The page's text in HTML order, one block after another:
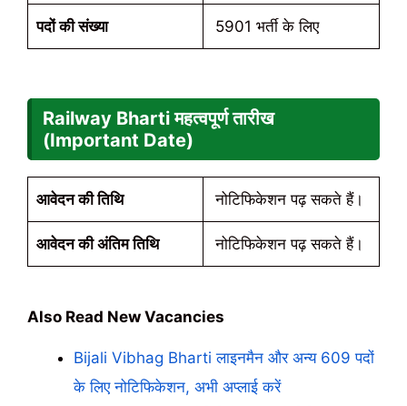
पदों की संख्या 5901 भर्ती के लिए
Railway Bharti महत्वपूर्ण तारीख
(Important Date)
आवेदन की तिथि नोटिफिकेशन पढ़ सकते हैं।
आवेदन की अंतिम तिथि नोटिफिकेशन पढ़ सकते हैं।
Also Read New Vacancies
Bijali Vibhag Bharti लाइनमैन और अन्य 609 पदों
के लिए नोटिफिकेशन, अभी अप्लाई करें